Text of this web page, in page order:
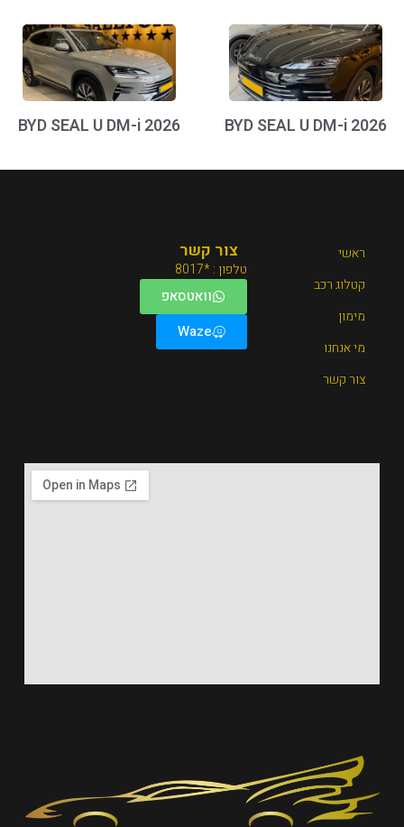
BYD SEAL U DM-i 2026
BYD SEAL U DM-i 2026
ראשי
קטלוג רכב
מימון
מי אנחנו
צור קשר
צור קשר
טלפון : *8017
וואטסאפ
Waze